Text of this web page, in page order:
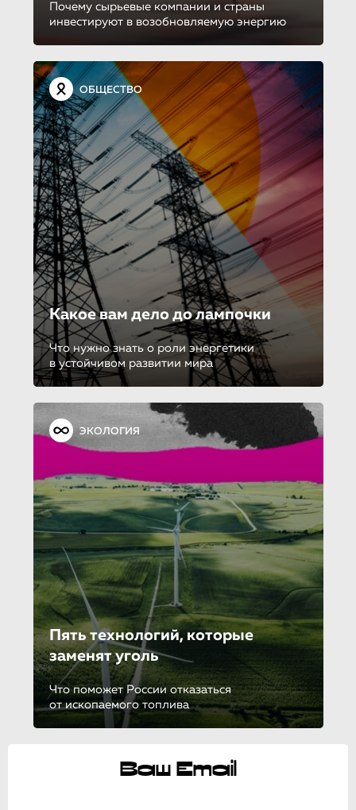
Почему сырьевые компании и страны
инвестируют в возобновляемую энергию
ОБЩЕСТВО
Какое вам дело до лампочки
Что нужно знать о роли энергетики
в устойчивом развитии мира
ЭКОЛОГИЯ
Пять технологий, которые
заменят уголь
Что поможет России отказаться
от ископаемого топлива
Ваш Email